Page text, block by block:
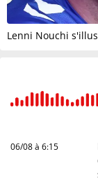
Lenni Nouchi
06/08 à 6:15